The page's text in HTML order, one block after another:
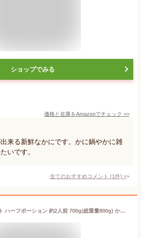
ショップでみる
価格と在庫をAmazonでチェック >>
来る新鮮なかにです。かに鍋やかに雑
いです。
全てのおすすめコメント (1件) >
タラバガニ カット ハーフポーション 約2人前 700g(総重量800g) かに ギフト カニ 蟹 たらばがに